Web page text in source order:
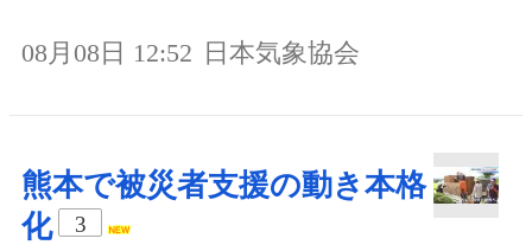
08月08日 12:52 日本気象協会
熊本で被災者支援の動き本格
化
3